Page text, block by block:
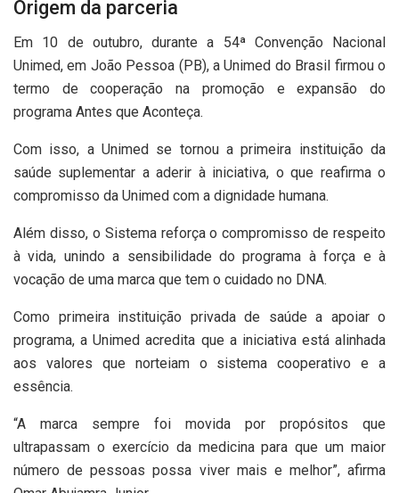
Origem da parceria
Em 10 de outubro, durante a 54ª Convenção Nacional
Unimed, em João Pessoa (PB), a Unimed do Brasil firmou o
termo de cooperação na promoção e expansão do
programa Antes que Aconteça.
Com isso, a Unimed se tornou a primeira instituição da
saúde suplementar a aderir à iniciativa, o que reafirma o
compromisso da Unimed com a dignidade humana.
Além disso, o Sistema reforça o compromisso de respeito
à vida, unindo a sensibilidade do programa à força e à
vocação de uma marca que tem o cuidado no DNA.
Como primeira instituição privada de saúde a apoiar o
programa, a Unimed acredita que a iniciativa está alinhada
aos valores que norteiam o sistema cooperativo e a
essência.
“A marca sempre foi movida por propósitos que
ultrapassam o exercício da medicina para que um maior
número de pessoas possa viver mais e melhor”, afirma